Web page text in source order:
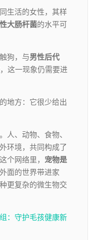
生活的女性，其样
大肠杆菌的水平可
狗，与男性后代
，这一现象仍需要进
地方：它很少给出
人、动物、食物、
环境，共同构成了
个网络里， 宠物是
面的世界带进家
更复杂的微生物交
：守护毛孩健康新